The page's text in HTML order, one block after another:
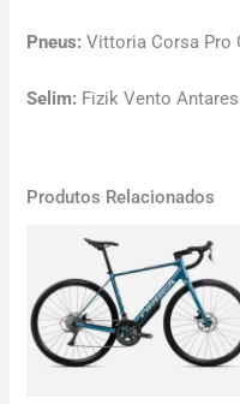
Pneus: Vittoria Corsa Pro
Selim: Fizik Vento
Produtos Relacionados